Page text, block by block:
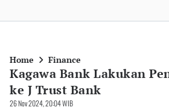
Home Finance
Kagawa Bank Lakukan
ke J Trust Bank
26 Nov 2024, 20:04 WIB